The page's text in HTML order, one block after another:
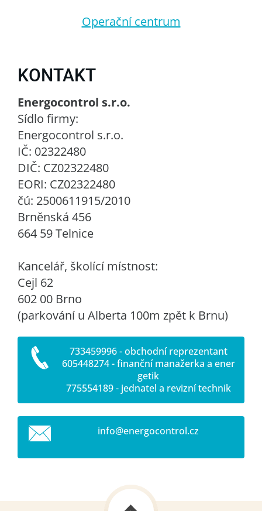
Operační centrum
KONTAKT
Energocontrol s.r.o.
Sídlo firmy:
Energocontrol s.r.o.
IČ: 02322480
DIČ: CZ02322480
EORI: CZ02322480
čú: 2500611915/2010
Brněnská 456
664 59 Telnice
Kancelář, školící místnost:
Cejl 62
602 00 Brno
(parkování u Alberta 100m zpět k Brnu)
733459996 - obchodní reprezentant
605448274 - finanční manažerka a ener
getik
775554189 - jednatel a revizní technik
info@energocontrol.cz